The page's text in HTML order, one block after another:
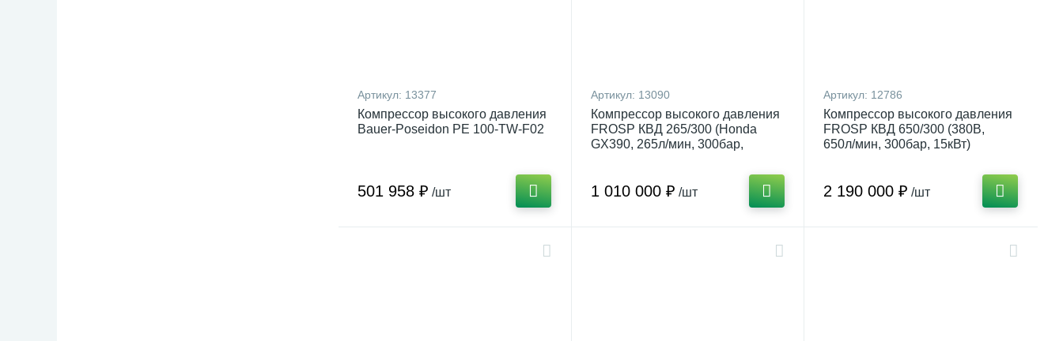
Артикул: 13377
Компрессор высокого давления
Bauer-Poseidon PE 100-TW-F02
501 958 ₽ /шт
Артикул: 13090
Компрессор высокого давления
FROSP КВД 265/300 (Honda
GX390, 265л/мин, 300бар,
1 010 000 ₽ /шт
Артикул: 12786
Компрессор высокого давления
FROSP КВД 650/300 (380В,
650л/мин, 300бар, 15кВт)
2 190 000 ₽ /шт